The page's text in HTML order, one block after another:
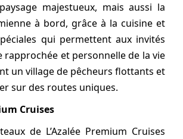
majestueux, mais aussi la
à bord, grâce à la cuisine et
qui permettent aux invités
rapprochée et personnelle de la vie
un village de pêcheurs flottants et
sur des routes uniques.
Cruises
de L’Azalée Premium Cruises